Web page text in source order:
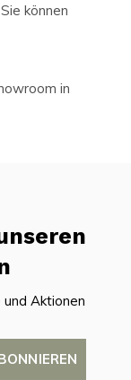
können
in
Aktionen